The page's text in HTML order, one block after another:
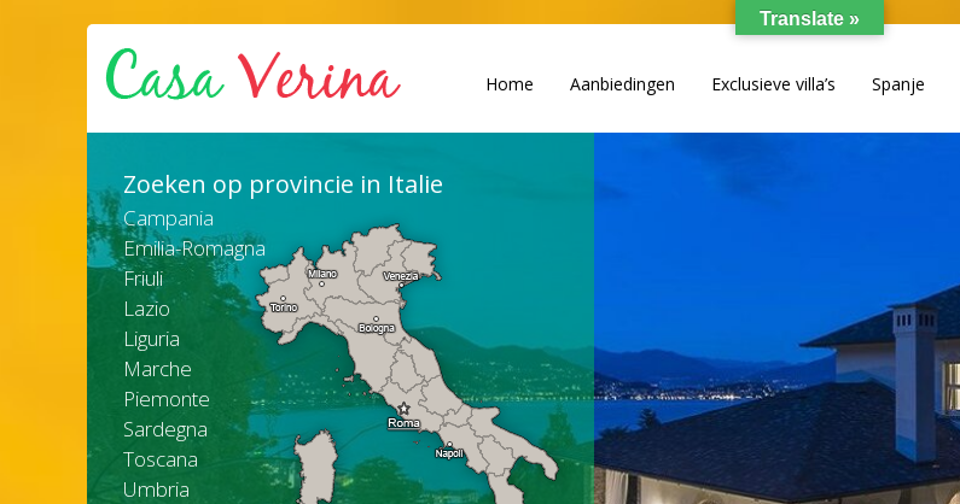
Home Aanbiedingen Exclusieve villa’s Spanje
Zoeken op provincie in Italie
Campania
Emilia-Romagna
Friuli
Lazio
Liguria
Marche
Piemonte
Sardegna
Toscana
Umbria
Translate »